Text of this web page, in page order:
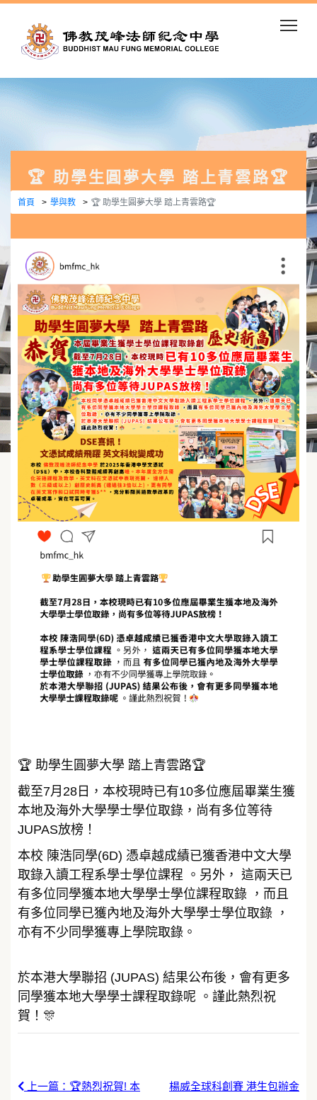
🏆 助學生圓夢大學 踏上青雲路🏆
首頁 學與教 🏆 助學生圓夢大學 踏上青雲路🏆
🏆 助學生圓夢大學 踏上青雲路🏆
截至7月28日，本校現時已有10多位應屆畢業生獲
本地及海外大學學士學位取錄，尚有多位等待
JUPAS放榜！
本校 陳浩同學(6D) 憑卓越成績已獲香港中文大學
取錄入讀工程系學士學位課程 。另外， 這兩天已
有多位同學獲本地大學學士學位課程取錄 ，而且
有多位同學已獲內地及海外大學學士學位取錄 ，
亦有不少同學獲專上學院取錄。
於本港大學聯招 (JUPAS) 結果公布後，會有更多
同學獲本地大學學士課程取錄呢 。謹此熱烈祝
賀！🎊
上一篇：🏆熱烈祝賀! 本
楊威全球科創賽 港生包辦金